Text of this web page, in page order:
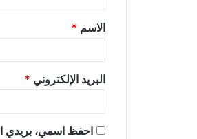
الاسم *
البريد الإلكتروني *
احفظ اسمي، بريدي